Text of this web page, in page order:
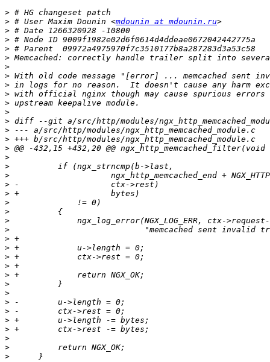
>
> # User Maxim Dounin <mdounin at mdounin.ru
>
>
>
>
>
>
>
>
>
>
>
>
>
>
>
>
>
>
>
>
>
>
>
>
>
>
>
>
>
>
>
>
>
>
>
>
>